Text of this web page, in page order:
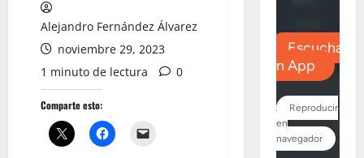
Alejandro Fernández Álvarez
noviembre 29, 2023
1 minuto de lectura
0
Comparte esto: